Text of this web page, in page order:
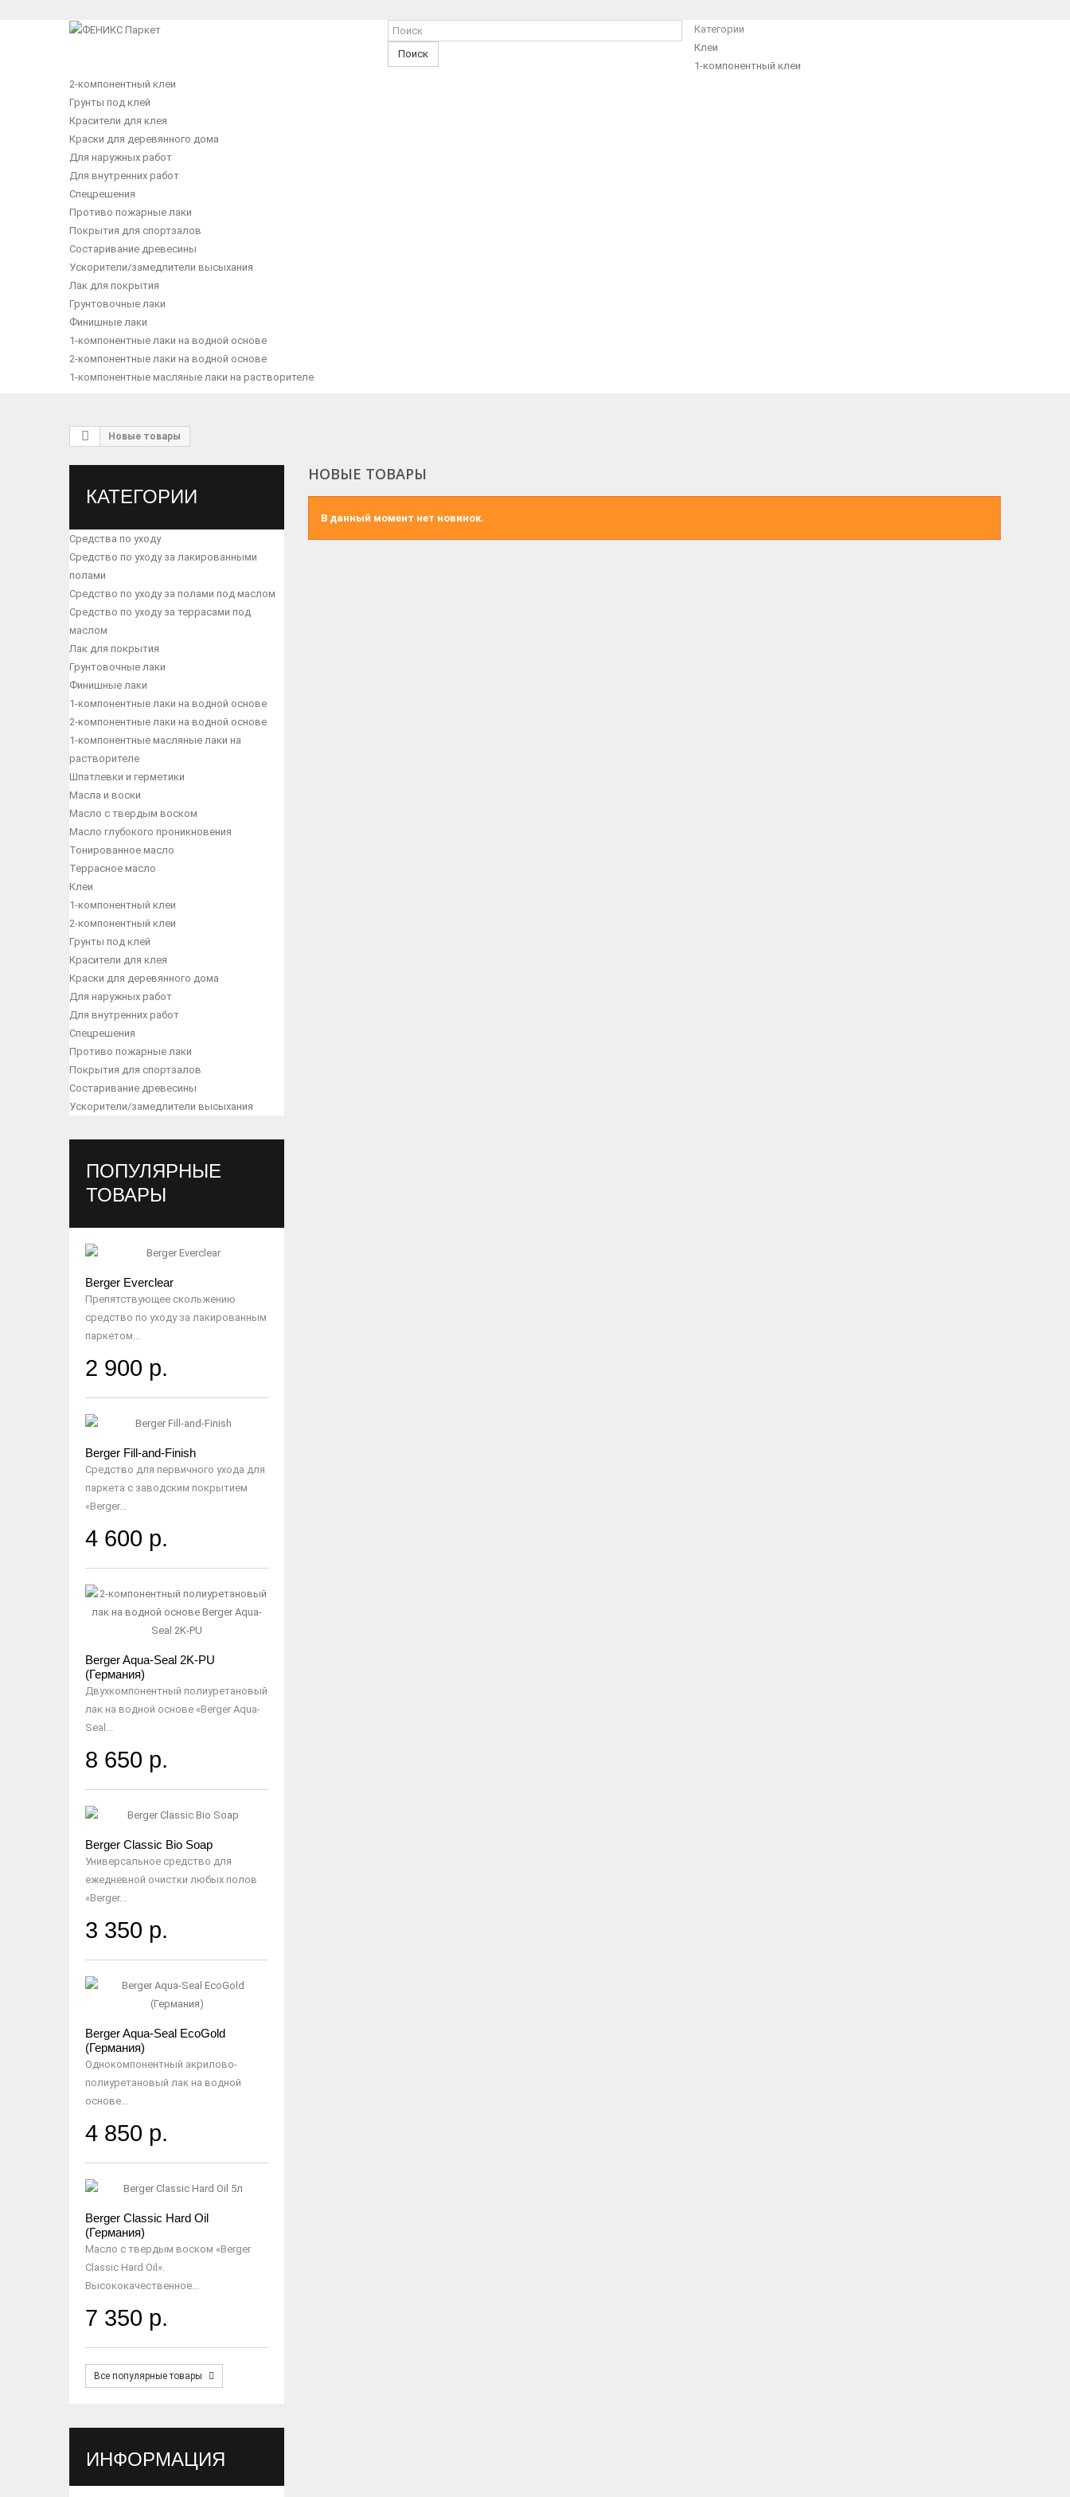
Поиск
Категории
Клеи
1-компонентный клеи
2-компонентный клеи
Грунты под клей
Красители для клея
Краски для деревянного дома
Для наружных работ
Для внутренних работ
Спецрешения
Противо пожарные лаки
Покрытия для спортзалов
Состаривание древесины
Ускорители/замедлители высыхания
Лак для покрытия
Грунтовочные лаки
Финишные лаки
1-компонентные лаки на водной основе
2-компонентные лаки на водной основе
1-компонентные масляные лаки на растворителе
Новые товары
КАТЕГОРИИ
Средства по уходу
Средство по уходу за лакированными
полами
Средство по уходу за полами под маслом
Средство по уходу за террасами под
маслом
Лак для покрытия
Грунтовочные лаки
Финишные лаки
1-компонентные лаки на водной основе
2-компонентные лаки на водной основе
1-компонентные масляные лаки на
растворителе
Шпатлевки и герметики
Масла и воски
Масло с твердым воском
Масло глубокого проникновения
Тонированное масло
Террасное масло
Клеи
1-компонентный клеи
2-компонентный клеи
Грунты под клей
Красители для клея
Краски для деревянного дома
Для наружных работ
Для внутренних работ
Спецрешения
Противо пожарные лаки
Покрытия для спортзалов
Состаривание древесины
Ускорители/замедлители высыхания
ПОПУЛЯРНЫЕ
ТОВАРЫ
Berger Everclear
Препятствующее скольжению
средство по уходу за лакированным
паркетом...
2 900 р.
Berger Fill-and-Finish
Средство для первичного ухода для
паркета с заводским покрытием
«Berger...
4 600 р.
Berger Aqua-Seal 2K-PU
(Германия)
Двухкомпонентный полиуретановый
лак на водной основе «Berger Aqua-
Seal...
8 650 р.
Berger Classic Bio Soap
Универсальное средство для
ежедневной очистки любых полов
«Berger...
3 350 р.
Berger Aqua-Seal EcoGold
(Германия)
Однокомпонентный акрилово-
полиуретановый лак на водной
основе...
4 850 р.
Berger Classic Hard Oil
(Германия)
Масло с твердым воском «Berger
Classic Hard Oil».
Высококачественное...
7 350 р.
Все популярные товары
ИНФОРМАЦИЯ
НОВЫЕ ТОВАРЫ
В данный момент нет новинок.